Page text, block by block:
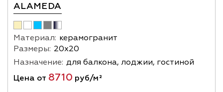
ALAMEDA
Материал: керамогранит
Размеры: 20х20
Назначение: для балкона, лоджии, гостиной
Цена от 8710 руб/м²